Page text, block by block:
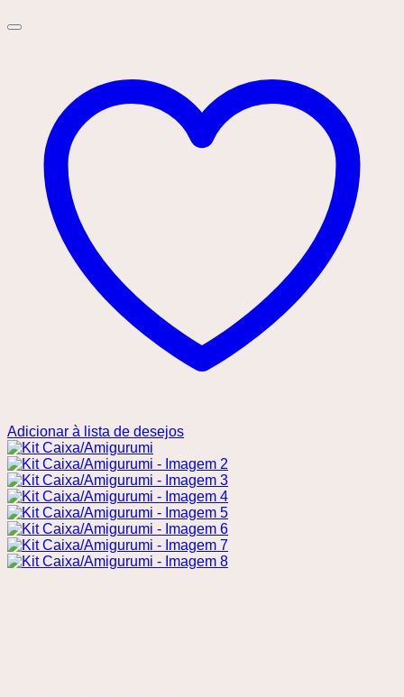
Adicionar à lista de desejos